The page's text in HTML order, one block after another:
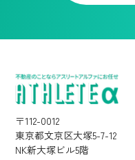
〒112-0012
東京都文京区大塚5-7-12
NK新大塚ビル5階